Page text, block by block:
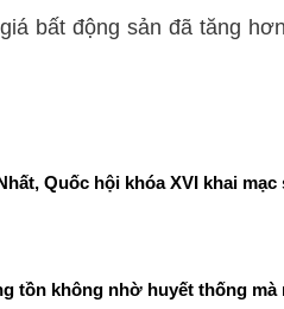
bất động sản đã tăng
Quốc hội khóa XVI khai mạc
tồn không nhờ huyết thống